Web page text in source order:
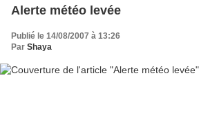
Alerte météo levée
Publié le 14/08/2007 à 13:26
Par Shaya